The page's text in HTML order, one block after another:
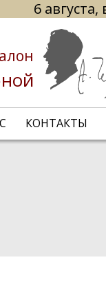
6
КОНТАКТЫ